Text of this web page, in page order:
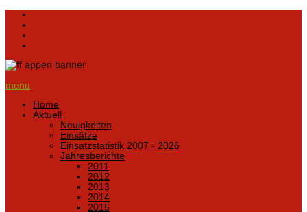
menu
Home
Aktuell
Neuigkeiten
Einsätze
Einsatzstatistik 2007 - 2026
Jahresberichte
2011
2012
2013
2014
2015